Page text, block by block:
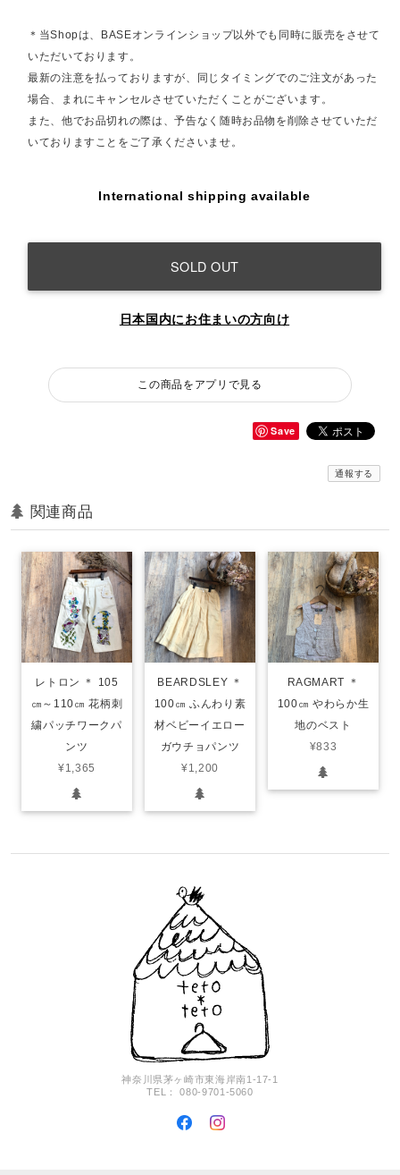
＊当Shopは、BASEオンラインショップ以外でも同時に販売をさせて
いただいております。
最新の注意を払っておりますが、同じタイミングでのご注文があった
場合、まれにキャンセルさせていただくことがございます。
また、他でお品切れの際は、予告なく随時お品物を削除させていただ
いておりますことをご了承くださいませ。
International shipping available
SOLD OUT
日本国内にお住まいの方向け
この商品をアプリで見る
Save
通報する
関連商品
レトロン ＊ 105
㎝～110㎝ 花柄刺
繍パッチワークパ
ンツ
¥1,365
BEARDSLEY ＊
100㎝ ふんわり素
材ベビーイエロー
ガウチョパンツ
¥1,200
RAGMART ＊
100㎝ やわらか生
地のベスト
¥833
神奈川県茅ヶ崎市東海岸南1-17-1
TEL： 080-9701-5060